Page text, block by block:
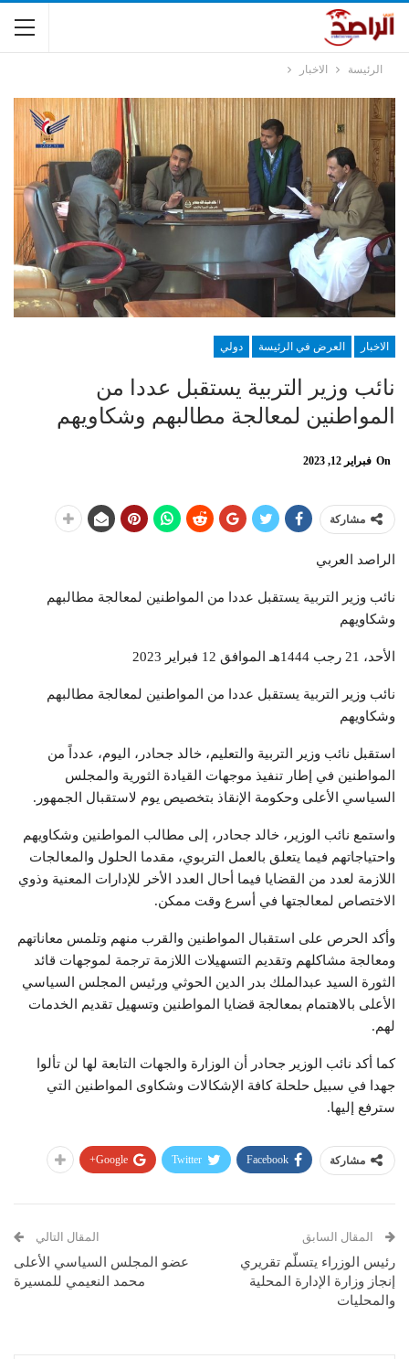
الرئيسة الاخبار
الاخبار العرض في الرئيسة دولي
نائب وزير التربية يستقبل عددا من
المواطنين لمعالجة مطالبهم وشكاويهم
On فبراير 12, 2023
مشاركة
الراصد العربي
نائب وزير التربية يستقبل عددا من المواطنين لمعالجة مطالبهم
وشكاويهم
الأحد، 21 رجب 1444هـ الموافق 12 فبراير 2023
نائب وزير التربية يستقبل عددا من المواطنين لمعالجة مطالبهم
وشكاويهم
استقبل نائب وزير التربية والتعليم، خالد جحادر، اليوم، عدداً من
المواطنين في إطار تنفيذ موجهات القيادة الثورية والمجلس
السياسي الأعلى وحكومة الإنقاذ بتخصيص يوم لاستقبال الجمهور.
واستمع نائب الوزير، خالد جحادر، إلى مطالب المواطنين وشكاويهم
واحتياجاتهم فيما يتعلق بالعمل التربوي، مقدما الحلول والمعالجات
اللازمة لعدد من القضايا فيما أحال العدد الأخر للإدارات المعنية وذوي
الاختصاص لمعالجتها في أسرع وقت ممكن.
وأكد الحرص على استقبال المواطنين والقرب منهم وتلمس معاناتهم
ومعالجة مشاكلهم وتقديم التسهيلات اللازمة ترجمة لموجهات قائد
الثورة السيد عبدالملك بدر الدين الحوثي ورئيس المجلس السياسي
الأعلى بالاهتمام بمعالجة قضايا المواطنين وتسهيل تقديم الخدمات
لهم.
كما أكد نائب الوزير جحادر أن الوزارة والجهات التابعة لها لن تألوا
جهدا في سبيل حلحلة كافة الإشكالات وشكاوى المواطنين التي
سترفع إليها.
مشاركة Facebook
Twitter
Google+
المقال السابق
رئيس الوزراء يتسلّم تقريري
إنجاز وزارة الإدارة المحلية
والمحليات
المقال التالي
عضو المجلس السياسي الأعلى
محمد النعيمي للمسيرة